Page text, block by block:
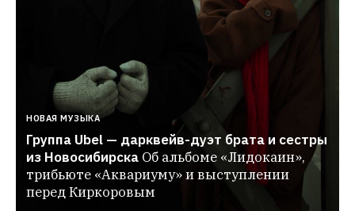
НОВАЯ МУЗЫКА
Группа Ubel — дарквейв-дуэт брата и сестры
из Новосибирска Об альбоме «Лидокаин»,
трибьюте «Аквариуму» и выступлении
перед Киркоровым